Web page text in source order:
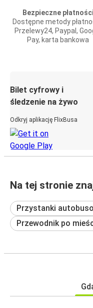
Bezpieczne płatności
Dostępne metody
Przelewy24, Paypal,
Pay, karta bankowa
Bilet cyfrowy i
śledzenie na żywo
Odkryj aplikację FlixBusa
Na tej stronie
Przystanki
Przewodnik po